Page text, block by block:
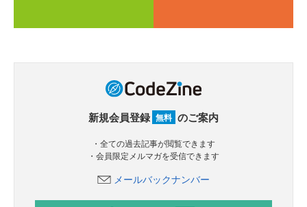
新規会員登録 無料 のご案内
・全ての過去記事が閲覧できます
・会員限定メルマガを受信できます
メールバックナンバー